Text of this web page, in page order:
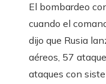
El bombardeo
cuando el
dijo que Rusia
aéreos, 57
ataques con